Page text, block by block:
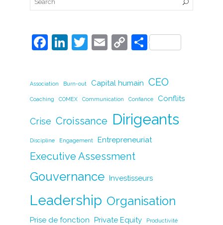
F
e
b
o
o
k
Li
e
dI
n
T
er
E
l
C
y
Li
n
k
P
ta
g
er
Association Burn-out Capital humain CEO
Coaching COMEX Communication Confiance Conflits
Crise Croissance Dirigeants
Discipline Engagement Entrepreneuriat
Executive Assessment
Gouvernance Investisseurs
Leadership Organisation
Prise de fonction Private Equity Productivité